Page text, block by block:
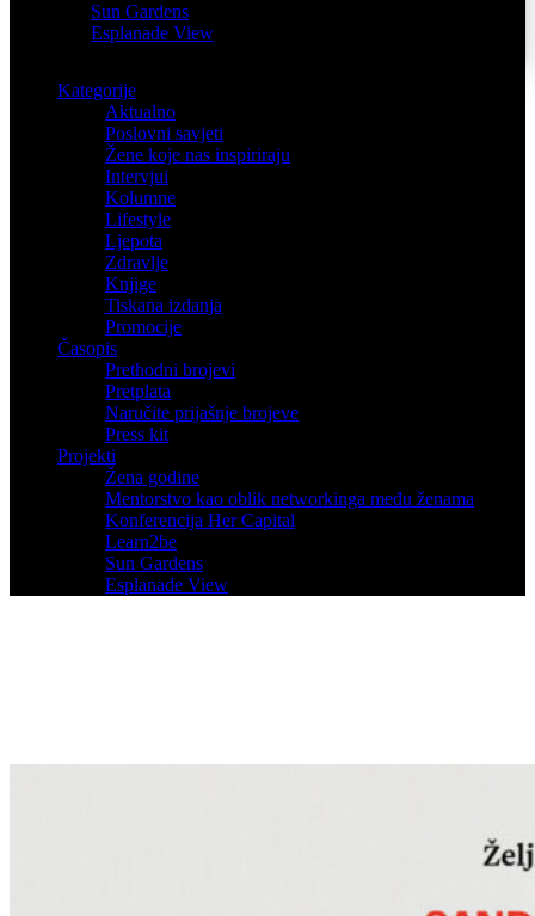
Sun Gardens
Esplanade View
Kategorije
Aktualno
Poslovni savjeti
Žene koje nas inspiriraju
Intervjui
Kolumne
Lifestyle
Ljepota
Zdravlje
Knjige
Tiskana izdanja
Promocije
Časopis
Prethodni brojevi
Pretplata
Naručite prijašnje brojeve
Press kit
Projekti
Žena godine
Mentorstvo kao oblik networkinga među ženama
Konferencija Her Capital
Learn2be
Sun Gardens
Esplanade View